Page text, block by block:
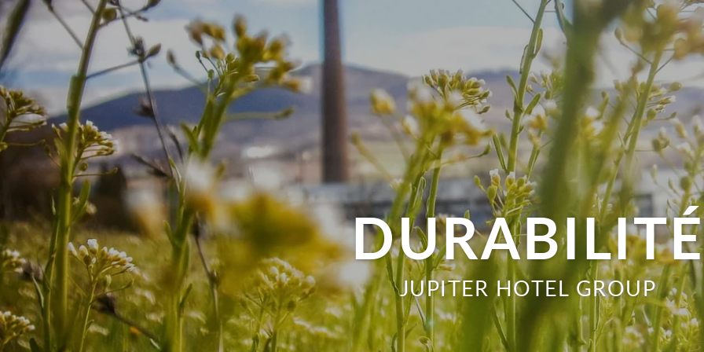
DURABILITÉ
JUPITER HOTEL GROUP